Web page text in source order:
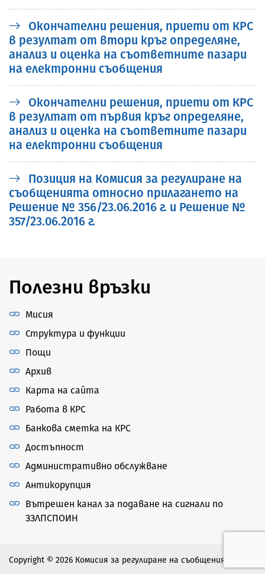
Окончателни решения, приети от КРС
в резултат от втори кръг определяне,
анализ и оценка на съответните пазари
на електронни съобщения
Окончателни решения, приети от КРС
в резултат от първия кръг определяне,
анализ и оценка на съответните пазари
на електронни съобщения
Позиция на Комисия за регулиране на
съобщенията относно прилагането на
Решение № 356/23.06.2016 г. и Решение №
357/23.06.2016 г.
Полезни връзки
Мисия
Структура и функции
Пощи
Архив
Карта на сайта
Работа в КРС
Банкова сметка на КРС
Достъпност
Административно обслужване
Антикорупция
Вътрешен канал за подаване на сигнали по
ЗЗЛПСПОИН
Copyright © 2026 Комисия за регулиране на съобщенията